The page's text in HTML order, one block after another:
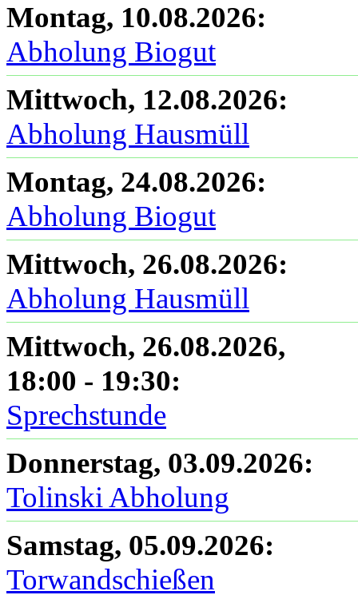
Montag, 10.08.2026:
Abholung Biogut
Mittwoch, 12.08.2026:
Abholung Hausmüll
Montag, 24.08.2026:
Abholung Biogut
Mittwoch, 26.08.2026:
Abholung Hausmüll
Mittwoch, 26.08.2026,
18:00 - 19:30:
Sprechstunde
Donnerstag, 03.09.2026:
Tolinski Abholung
Samstag, 05.09.2026:
Torwandschießen